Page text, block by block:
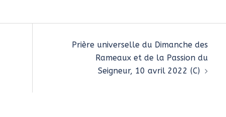
Prière universelle du Dimanche des
Rameaux et de la Passion du
Seigneur, 10 avril 2022 (C)